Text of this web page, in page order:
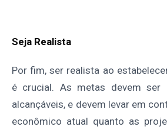
Seja Realista
Por fim, ser realista ao
é crucial. As metas devem ser
alcançáveis, e devem levar em
econômico atual quanto as